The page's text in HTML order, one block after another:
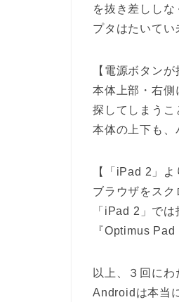
を抜き差しし
プタはたいてい
【電源ボタンが
本体上部・右側
探してしまうこ
本体の上下も、
【「iPad 2」
ブラウザをスク
「iPad 2」で
『Optimus
以上、３回にわ
Androidは本当